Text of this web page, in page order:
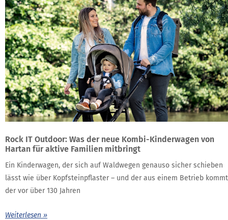
Rock IT Outdoor: Was der neue Kombi-Kinderwagen von
Hartan für aktive Familien mitbringt
Ein Kinderwagen, der sich auf Waldwegen genauso sicher schieben
lässt wie über Kopfsteinpflaster – und der aus einem Betrieb
der vor über 130 Jahren
Weiterlesen »